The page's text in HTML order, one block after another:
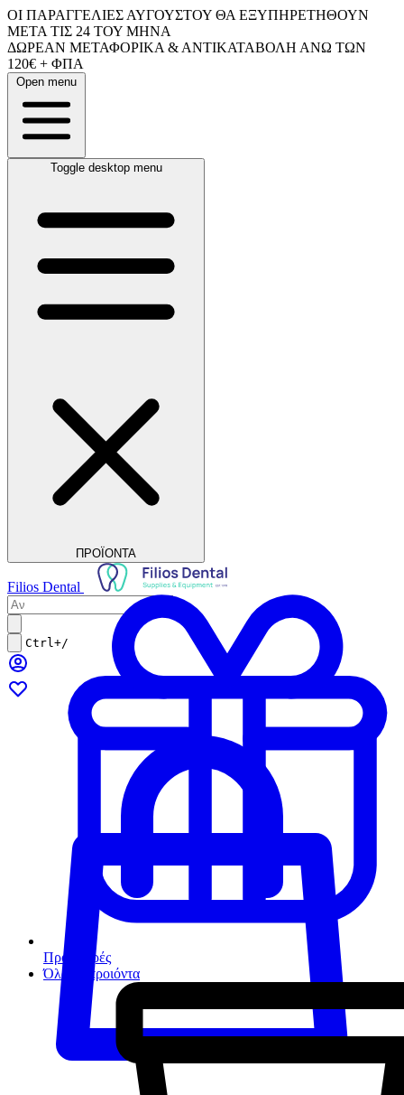
ΟΙ ΠΑΡΑΓΓΕΛΙΕΣ ΑΥΓΟΥΣΤΟΥ ΘΑ ΕΞΥΠΗΡΕΤΗΘΟΥΝ
ΜΕΤΑ ΤΙΣ 24 ΤΟΥ ΜΗΝΑ
ΔΩΡΕΑΝ ΜΕΤΑΦΟΡΙΚΑ & ΑΝΤΙΚΑΤΑΒΟΛΗ ΑΝΩ ΤΩΝ
120€ + ΦΠΑ
Open menu
Toggle desktop menu
ΠΡΟΪΟΝΤΑ
Προσφορές
Όλα τα προιόντα
Filios Dental
Ctrl+/